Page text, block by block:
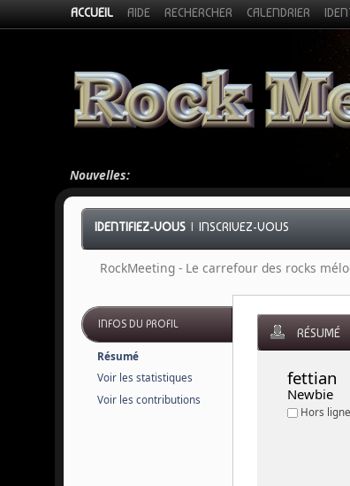
ACCUEIL AIDE RECHERCHER CALENDRIER
Nouvelles:
IDENTIFIEZ-VOUS |INSCRIVEZ-VOUS
RockMeeting - Le carrefour des rocks
INFOS DU PROFIL
Résumé
Voir les statistiques
Voir les contributions
RÉSUMÉ
fettian
Newbie
Hors ligne